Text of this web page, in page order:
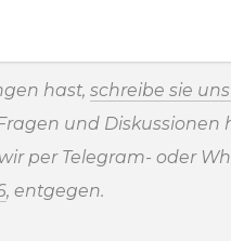
hast,schreibe sie
und
per Telegram- oder
, entgegen.